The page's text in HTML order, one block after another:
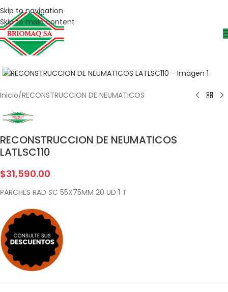
Skip to navigation
Skip to main content
Inicio/RECONSTRUCCION DE NEUMATICOS
RECONSTRUCCION DE NEUMATICOS
LATLSC110
$31,590.00
PARCHES RAD SC 55X75MM 20 UD 1 T